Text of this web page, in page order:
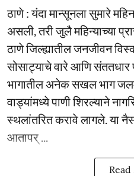
ठाणे : यंदा मान्सूनला सुमारे
असली, तरी जुलै महिन्याच्या
ठाणे जिल्ह्यातील जनजीवन
सोसाट्याचे वारे आणि संततधार
भागातील अनेक सखल भाग
वाड्यांमध्ये पाणी शिरल्याने
स्थलांतरित करावे लागले. या
आतापर् ...